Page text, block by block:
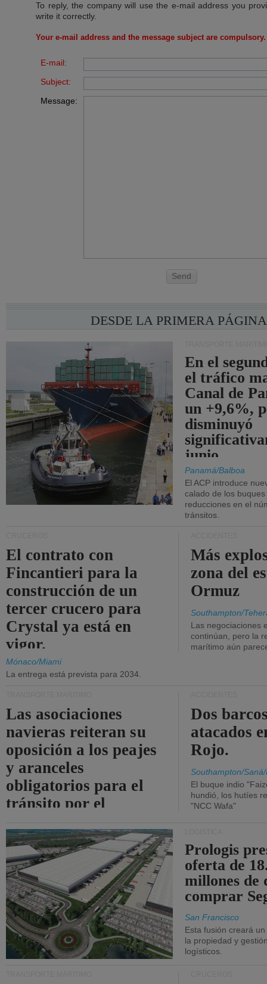
To reply, the company will use the e-mail address you
write it correctly.
Your e-mail address and the message subject are compulsory.
E-mail:
Subject:
Message:
Send
DESDE LA PRIMERA PÁGINA
En el
el tráfico
Canal de
un +9,6%,
disminuyó
junio.
Panamá/Balboa
El ACP introduce
calado de los
reducciones en el
tránsitos.
El contrato con
Fincantieri para la
construcción de un
tercer crucero para
Crystal ya está en
vigor.
Mónaco/Miami
La entrega está prevista para 2034.
Más
zona del
Ormuz
Southampton/
Las negociaciones
continúan, pero la
marítimo aún
Las asociaciones
navieras reiteran su
oposición a los peajes
y aranceles
obligatorios para el
tránsito por el
Dos
atacados
Rojo.
Southampton/
El buque indio
hundió, los hutíes
"NCC Wafa"
Prologis
oferta de
millones de
comprar
San Francisco
Esta fusión creará
la propiedad y
logísticos.